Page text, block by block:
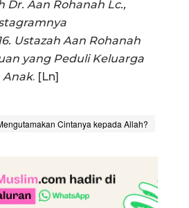
Dr. Aan Rohanah Lc.,
Ustazah Aan Rohanah
yang Peduli Keluarga
Anak. [Ln]
Cintanya kepada Allah?